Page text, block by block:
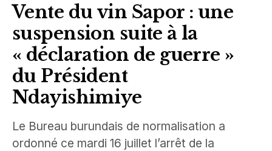
Vente du vin Sapor : une
suspension suite à la
« déclaration de guerre »
du Président
Ndayishimiye
Le Bureau burundais de normalisation a
ordonné ce mardi 16 juillet l’arrêt de la